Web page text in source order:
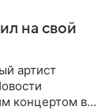
на свой
артист
концертом в